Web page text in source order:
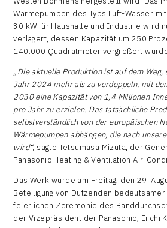
Wärmepumpen des Typs Luft-Wasser
30 kW für Haushalte und Industrie wird
verlagert, dessen Kapazität um 250
140.000 Quadratmeter vergrößert
„Die aktuelle Produktion ist auf dem Weg,
Jahr 2024 mehr als zu verdoppeln, mit
2030 eine Kapazität von 1,4 Millionen
pro Jahr zu erzielen. Das tatsächliche
selbstverständlich von der europäischen
Wärmepumpen abhängen, die nach
wird“, sagte Tetsumasa Mizuta, der
Panasonic Heating & Ventilation Air-
Das Werk wurde am Freitag, den 29.
Beteiligung von Dutzenden
feierlichen Zeremonie des
der Vizepräsident der Panasonic, Eiichi